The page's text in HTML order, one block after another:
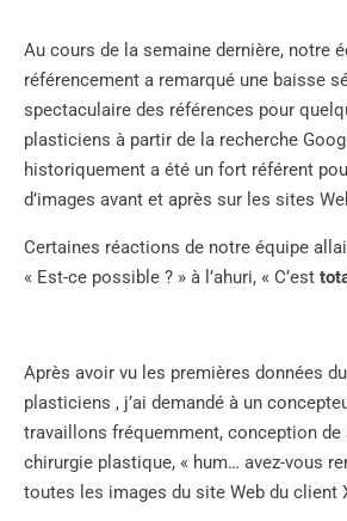
Au cours de la semaine dernière, notre
référencement a remarqué une baisse
spectaculaire des références pour
plasticiens à partir de la recherche
historiquement a été un fort référent
d’images avant et après sur les sites
Certaines réactions de notre équipe
« Est-ce possible ? » à l’ahuri, « C’est
Après avoir vu les premières données
plasticiens , j’ai demandé à un
travaillons fréquemment, conception de
chirurgie plastique, « hum… avez-vous
toutes les images du site Web du client